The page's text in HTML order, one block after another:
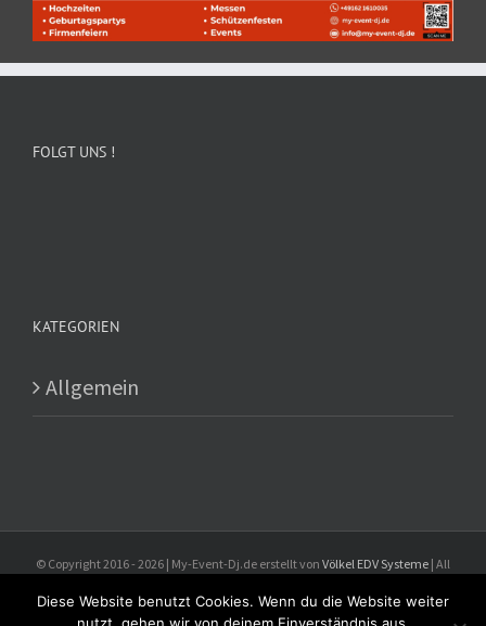
FOLGT UNS !
KATEGORIEN
Allgemein
© Copyright 2016 - 2026 | My-Event-Dj.de erstellt von Völkel EDV Systeme | All
Diese Website benutzt Cookies. Wenn du die Website weiter